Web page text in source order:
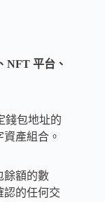
NFT 平台、
錢包地址的
產組合。
餘額的數
認的任何交